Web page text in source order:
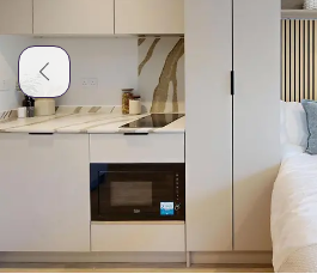
Account
English (GB)
Seleziona un paese
Prenota ora
Català
Italian
Portuguese